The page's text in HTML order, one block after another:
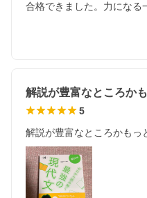
合格できました。力になる
5
解説が豊富なところかもっ